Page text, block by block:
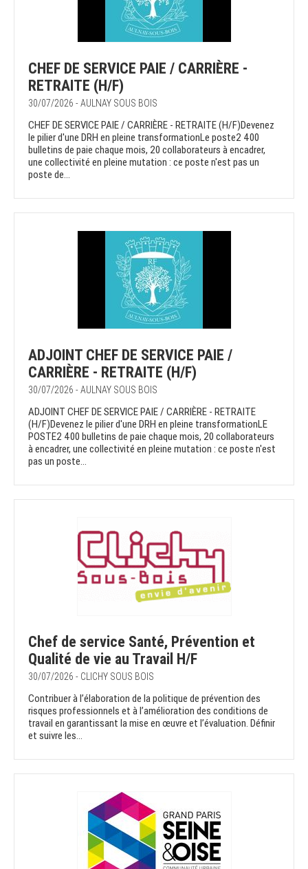
CHEF DE SERVICE PAIE / CARRIÈRE -
RETRAITE (H/F)
30/07/2026 - AULNAY SOUS BOIS
CHEF DE SERVICE PAIE / CARRIÈRE - RETRAITE (H/F)Devenez
le pilier d'une DRH en pleine transformationLe poste2 400
bulletins de paie chaque mois, 20 collaborateurs à encadrer,
une collectivité en pleine mutation : ce poste n'est pas un
poste de...
ADJOINT CHEF DE SERVICE PAIE /
CARRIÈRE - RETRAITE (H/F)
30/07/2026 - AULNAY SOUS BOIS
ADJOINT CHEF DE SERVICE PAIE / CARRIÈRE - RETRAITE
(H/F)Devenez le pilier d'une DRH en pleine transformationLE
POSTE2 400 bulletins de paie chaque mois, 20 collaborateurs
à encadrer, une collectivité en pleine mutation : ce poste n'est
pas un poste...
Chef de service Santé, Prévention et
Qualité de vie au Travail H/F
30/07/2026 - CLICHY SOUS BOIS
Contribuer à l’élaboration de la politique de prévention des
risques professionnels et à l’amélioration des conditions de
travail en garantissant la mise en œuvre et l’évaluation. Définir
et suivre les...